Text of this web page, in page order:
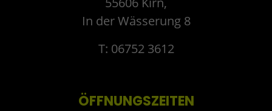
In der Wässerung 8
T: 06752 3612
ÖFFNUNGSZEITEN